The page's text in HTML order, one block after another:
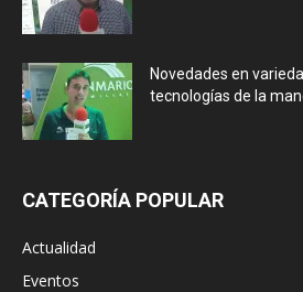
Novedades en
tecnologías de la
CATEGORÍA POPULAR
Actualidad
Eventos